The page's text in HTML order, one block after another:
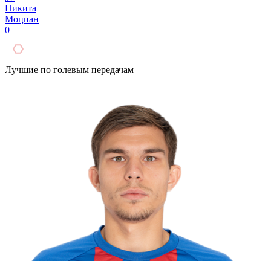
Никита
Моцпан
0
Лучшие по голевым передачам